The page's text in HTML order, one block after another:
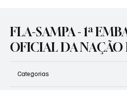
LIDERANÇA DAS
BRASIL
FLA-SAMPA - 1ª
OFICIAL DA NAÇÃO
Categorias